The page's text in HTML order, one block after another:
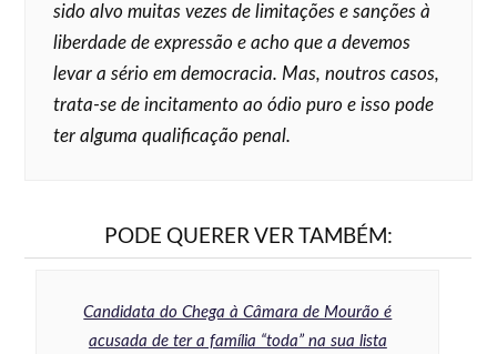
sido alvo muitas vezes de limitações e sanções à
liberdade de expressão e acho que a devemos
levar a sério em democracia. Mas, noutros casos,
trata-se de incitamento ao ódio puro e isso pode
ter alguma qualificação penal.
PODE QUERER VER TAMBÉM:
Candidata do Chega à Câmara de Mourão é
acusada de ter a família “toda” na sua lista